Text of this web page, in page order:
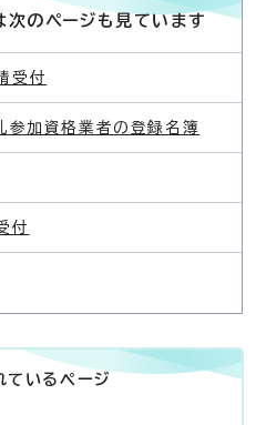
次のページも見ています
受付
参加資格業者の登録名簿
付
ているページ